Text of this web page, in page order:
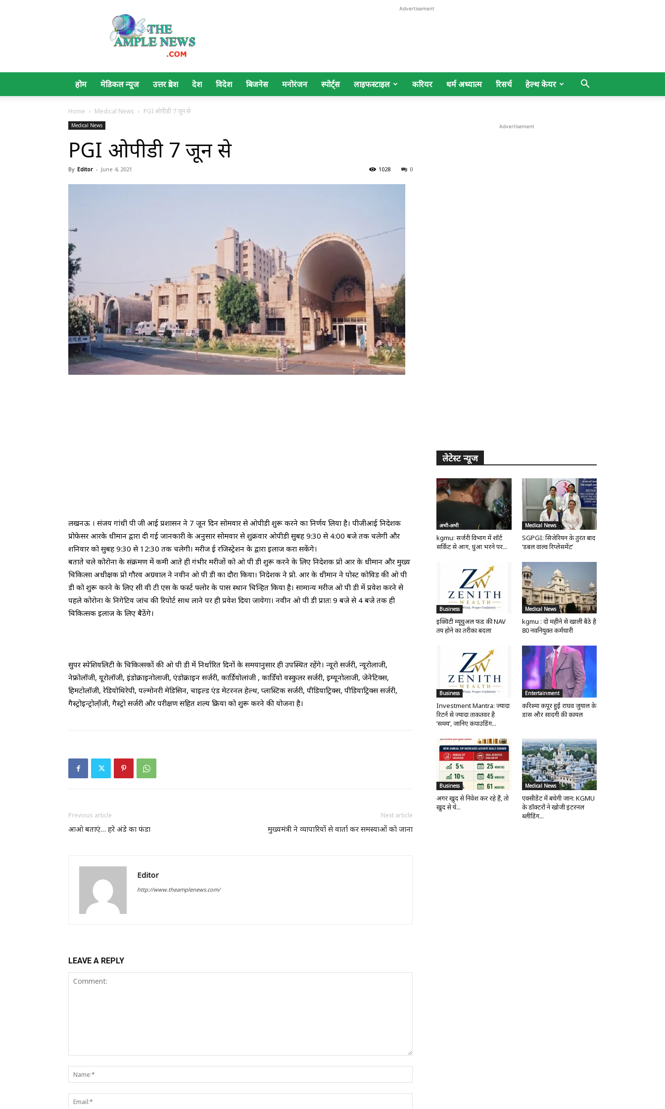
Ample
News
Advertisement
होम मेडिकल न्यूज उत्तर प्रदेश देश विदेश बिजनेस मनोरंजन स्पोर्ट्स लाइफस्टाइल करियर धर्म अध्यात्म रिसर्च हेल्थ केयर
Home Medical News PGI ओपीडी 7 जून से
Medical News
PGI ओपीडी 7 जून से
By Editor - June 4, 2021 0
1028
लखनऊ । संजय गांधी पी जी आई प्रशासन ने 7 जून दिन सोमवार से ओपीडी शुरू करने का निर्णय लिया है। पीजीआई निदेशक
प्रोफेसर आरके धीमान द्वारा दी गई जानकारी के अनुसार सोमवार से शुक्रवार ओपीडी सुबह 9:30 से 4:00 बजे तक चलेगी और
शनिवार को सुबह 9:30 से 12:30 तक चलेगी। मरीज ई रजिस्ट्रेशन के द्वारा इलाज करा सकेंगे।
बताते चले कोरोना के संक्रमण में कमी आते ही गंभीर मरीजों को ओ पी डी शुरू करने के लिए निदेशक प्रो आर के धीमान और मुख्य
चिकित्सा अधीक्षक प्रो गौरव अग्रवाल ने नवीन ओ पी डी का दौरा किया। निदेशक ने प्रो. आर के धीमान ने पोस्ट कोविड की ओ पी
डी को शुरू करने के लिए सी वी टी एस के फर्स्ट फ्लोर के पास स्थान चिन्हित किया है। सामान्य मरीज ओ पी डी में प्रवेश करने से
पहले कोरोना के निगेटिव जांच की रिपोर्ट साथ लाने पर ही प्रवेश दिया जायेगा। नवीन ओ पी डी प्रातः 9 बजे से 4 बजे तक ही
चिकित्सक इलाज के लिए बैठेंगे।
सुपर स्पेशियलिटी के चिकित्सकों की ओ पी डी में निर्धारित दिनों के समयानुसार ही उपस्थित रहेंगे। न्यूरो सर्जरी, न्यूरोलाजी,
नेफ्रोलॉजी, यूरोलॉजी, इंडोक्राइनोलाजी, एंडोक्राइन सर्जरी, कार्डियोलांजी , काडिँयो वस्कुलर सर्जरी, इम्यूनोलाजी, जेनेटिक्स,
हिमटोलाॅजी, रेडियोथिरेपी, पल्मोनरी मेडिसिन, चाइल्ड एंड मेटरनल हेल्थ, प्लास्टिक सर्जरी, पीडियाट्रिक्स, पीडियाट्रिक्स सर्जरी,
गैस्ट्रोइन्ट्रोला़ँजी, गैस्ट्रो सर्जरी और परीक्षण सहित शल्य क्रिया को शुरू करने की योजना है।
Previous article
आओ बताएं… हरे अंडे का फंडा
Next article
मुख्यमंत्री ने व्यापारियों से वार्ता कर समस्याओं को जाना
Editor
http://www.theamplenews.com/
LEAVE A REPLY
Advertisement
लेटेस्ट न्यूज
अभी-अभी
kgmu: सर्जरी विभाग में शॉर्ट
सर्किट से आग, धुंआ भरने पर...
Medical News
SGPGI: सिजेरियन के तुरंत बाद
‘डबल वाल्व रिप्लेसमेंट’
Business
इक्विटी म्यूचुअल फंड की NAV
तय होने का तरीका बदला
Medical News
kgmu : दो महीने से खाली बैठे है
80 नवनियुक्त कर्मचारी
Business
Investment Mantra: ज्यादा
रिटर्न से ज्यादा ताकतवर है
‘समय’, जानिए कंपाउंडिंग...
Entertainment
करिश्मा कपूर हुईं राघव जुयाल के
डांस और सादगी की कायल
Business
अगर खुद से निवेश कर रहे हैं, तो
खुद से ये...
Medical News
एक्सीडेंट में बचेगी जान: KGMU
के डॉक्टरों ने खोजी इंटरनल
ब्लीडिंग...